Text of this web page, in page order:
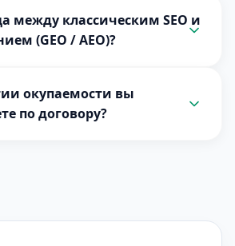
между классическим SEO и
(GEO / AEO)?
окупаемости вы
по договору?